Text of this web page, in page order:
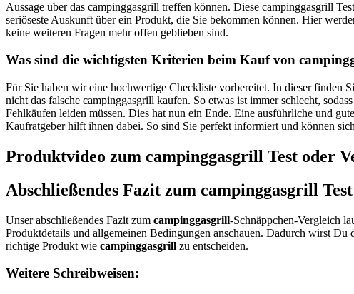
Aussage über das campinggasgrill treffen können. Diese campinggasgrill
seriöseste Auskunft über ein Produkt, die Sie bekommen können. Hier
keine weiteren Fragen mehr offen geblieben sind.
Was sind die wichtigsten Kriterien beim Kauf von
Für Sie haben wir eine hochwertige Checkliste vorbereitet. In dieser finden
nicht das falsche campinggasgrill kaufen. So etwas ist immer schlecht,
Fehlkäufen leiden müssen. Dies hat nun ein Ende. Eine ausführliche und
Kaufratgeber hilft ihnen dabei. So sind Sie perfekt informiert und können
Produktvideo zum campinggasgrill Test oder
Abschließendes Fazit zum campinggasgrill
Unser abschließendes Fazit zum campinggasgrill-Schnäppchen-Vergleich
Produktdetails und allgemeinen Bedingungen anschauen. Dadurch wirst
richtige Produkt wie campinggasgrill zu entscheiden.
Weitere Schreibweisen: